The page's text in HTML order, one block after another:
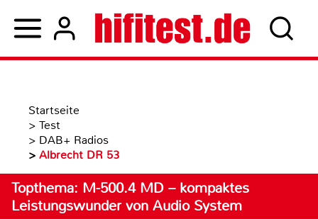
Startseite
> Test
> DAB+ Radios
> Albrecht DR 53
Topthema: M-500.4 MD – kompaktes
Leistungswunder von Audio System